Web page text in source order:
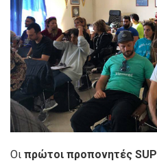
Οι πρώτοι προπονητές SUP